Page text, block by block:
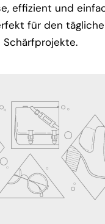
effizient und
für den